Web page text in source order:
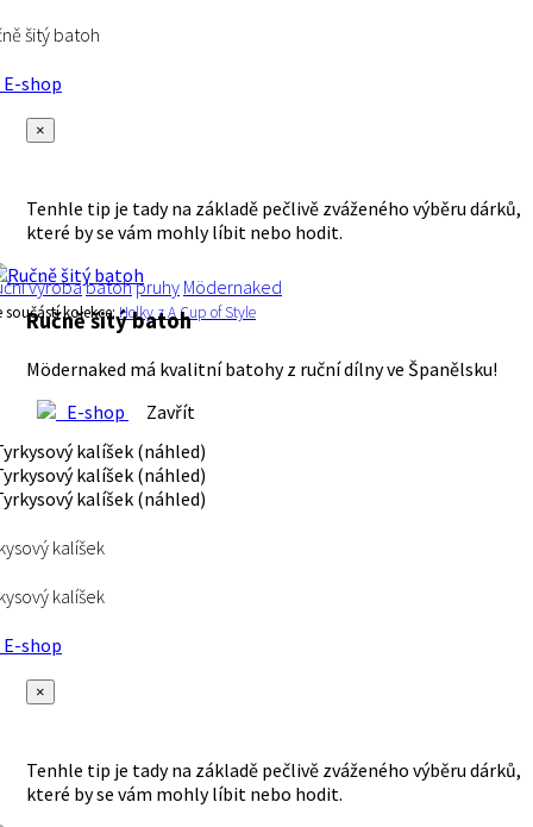
šitý batoh
shop
×
Tenhle tip je tady na základě pečlivě zváženého výběru dárků,
které by se vám mohly líbit nebo hodit.
výrobabatohpruhy Mödernaked
součástí kolekce:Holky z A Cup of Style
Ručně šitý batoh
Mödernaked má kvalitní batohy z ruční dílny ve Španělsku!
E-shop
Zavřít
kalíšek
kalíšek
shop
×
Tenhle tip je tady na základě pečlivě zváženého výběru dárků,
které by se vám mohly líbit nebo hodit.